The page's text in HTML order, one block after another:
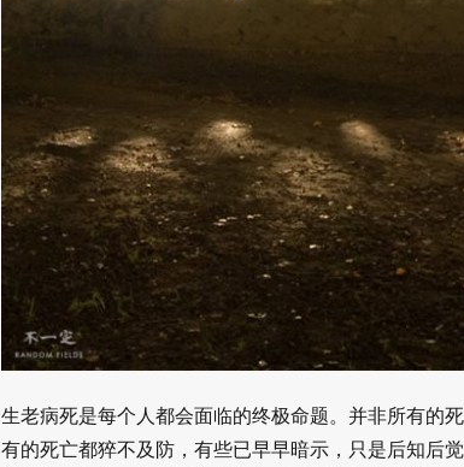
生老病死是每个人都会面临的终极命题。并非所有的
有的死亡都猝不及防，有些已早早暗示，只是后知后